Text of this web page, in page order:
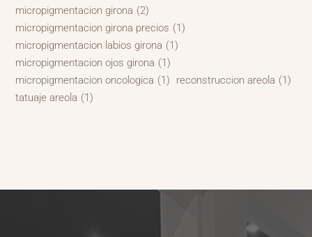
micropigmentacion girona (2)
micropigmentacion girona precios (1)
micropigmentacion labios girona (1)
micropigmentacion ojos girona (1)
micropigmentacion oncologica (1) reconstruccion areola (1)
tatuaje areola (1)